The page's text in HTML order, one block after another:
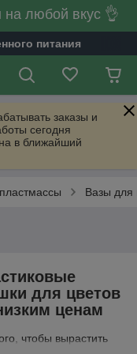
любой вкус 👌
питания
заказы и
сегодня
в ближайший
Вазы для
для цветов
ценам
чтобы вырастить